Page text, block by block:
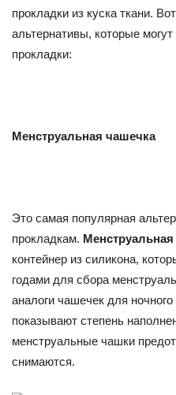
прокладки из куска ткани.
альтернативы, которые могут
прокладки:
Менструальная чашечка
Это самая популярная
прокладкам.
контейнер из силикона,
годами для сбора
аналоги чашечек для
показывают степень
менструальные чашки
снимаются.